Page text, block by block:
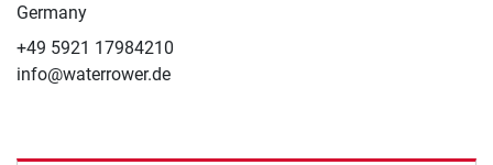
Germany
+49 5921 17984210
info@waterrower.de